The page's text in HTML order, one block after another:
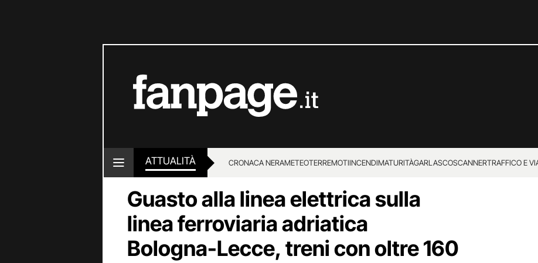
ATTUALITÀ CRONACA NERAMETEOTERREMOTIINCENDIMATURITÀGARLASCOSCANNERTRAFFICO E
LOTTO E SUPERENALOTTO
Guasto alla linea elettrica sulla
linea ferroviaria adriatica
Bologna-Lecce, treni con oltre 160